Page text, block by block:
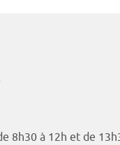
8h30 à 12h et de